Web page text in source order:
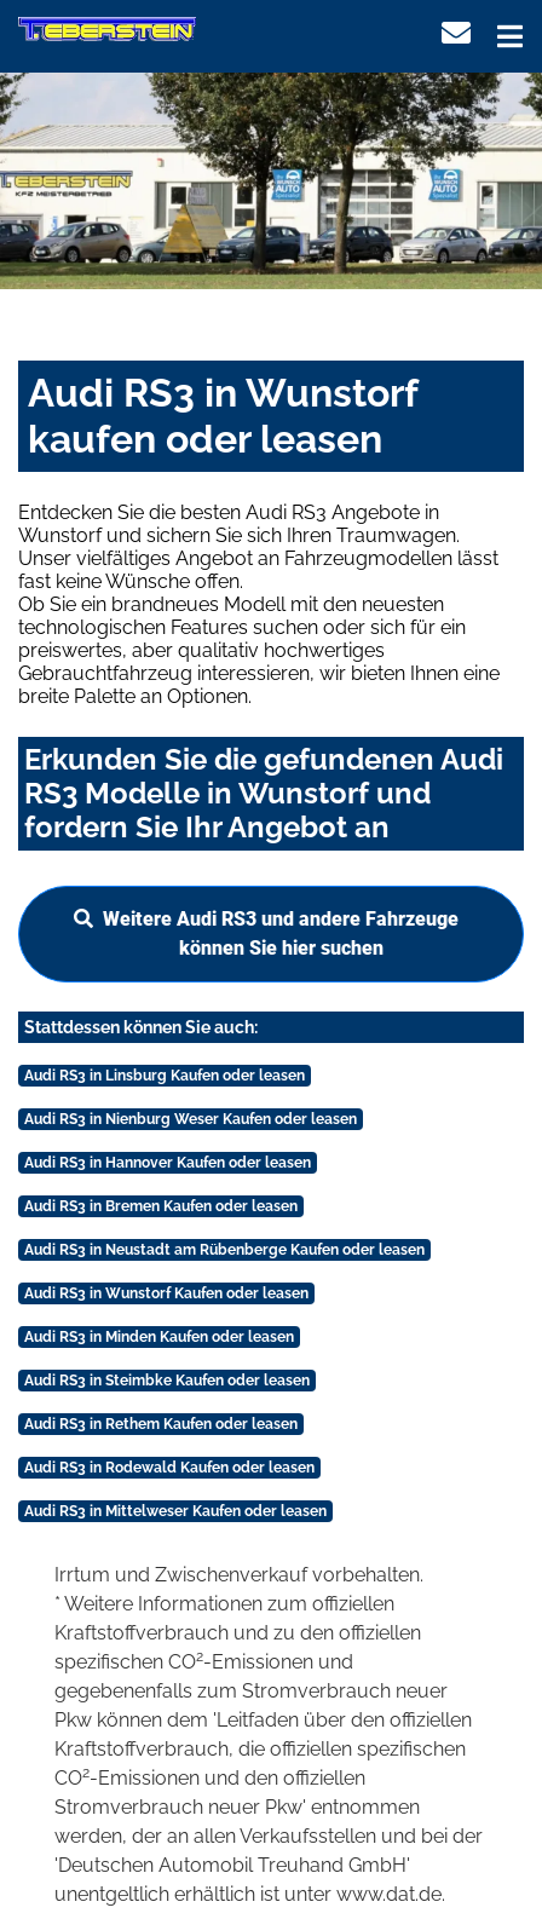
Audi RS3 in Wunstorf
kaufen oder leasen
Entdecken Sie die besten Audi RS3 Angebote in
Wunstorf und sichern Sie sich Ihren Traumwagen.
Unser vielfältiges Angebot an Fahrzeugmodellen lässt
fast keine Wünsche offen.
Ob Sie ein brandneues Modell mit den neuesten
technologischen Features suchen oder sich für ein
preiswertes, aber qualitativ hochwertiges
Gebrauchtfahrzeug interessieren, wir bieten Ihnen eine
breite Palette an Optionen.
Erkunden Sie die gefundenen Audi
RS3 Modelle in Wunstorf und
fordern Sie Ihr Angebot an
Weitere Audi RS3 und andere Fahrzeuge
können Sie hier suchen
Stattdessen können Sie auch:
Audi RS3 in Linsburg Kaufen oder leasen
Audi RS3 in Nienburg Weser Kaufen oder leasen
Audi RS3 in Hannover Kaufen oder leasen
Audi RS3 in Bremen Kaufen oder leasen
Audi RS3 in Neustadt am Rübenberge Kaufen oder leasen
Audi RS3 in Wunstorf Kaufen oder leasen
Audi RS3 in Minden Kaufen oder leasen
Audi RS3 in Steimbke Kaufen oder leasen
Audi RS3 in Rethem Kaufen oder leasen
Audi RS3 in Rodewald Kaufen oder leasen
Audi RS3 in Mittelweser Kaufen oder leasen
Irrtum und Zwischenverkauf vorbehalten.
* Weitere Informationen zum offiziellen
Kraftstoffverbrauch und zu den offiziellen
spezifischen CO2-Emissionen und
gegebenenfalls zum Stromverbrauch neuer
Pkw können dem 'Leitfaden über den offiziellen
Kraftstoffverbrauch, die offiziellen spezifischen
CO2-Emissionen und den offiziellen
Stromverbrauch neuer Pkw' entnommen
werden, der an allen Verkaufsstellen und bei der
'Deutschen Automobil Treuhand GmbH'
unentgeltlich erhältlich ist unter www.dat.de.